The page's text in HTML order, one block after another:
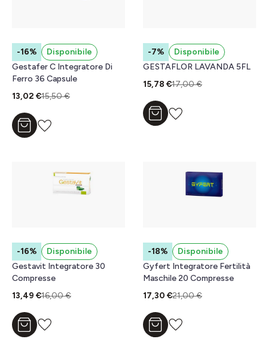
-16%
Disponibile
Gestafer C Integratore Di
Ferro 36 Capsule
13,02 €15,50 €
Aggiungi al carrello
-7%
Disponibile
GESTAFLOR LAVANDA 5FL
15,78 €17,00 €
Aggiungi al carrello
-16%
Disponibile
Gestavit Integratore 30
Compresse
13,49 €16,00 €
Aggiungi al carrello
-18%
Disponibile
Gyfert Integratore Fertilità
Maschile 20 Compresse
17,30 €21,00 €
Aggiungi al carrello